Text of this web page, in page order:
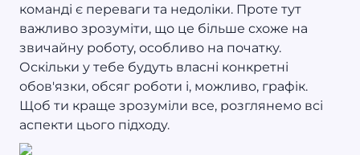
команді є переваги та недоліки. Проте тут
важливо зрозуміти, що це більше схоже на
звичайну роботу, особливо на початку.
Оскільки у тебе будуть власні конкретні
обов'язки, обсяг роботи і, можливо, графік.
Щоб ти краще зрозуміли все, розглянемо всі
аспекти цього підходу.